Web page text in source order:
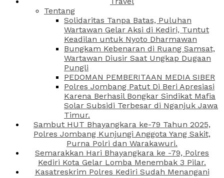
Tentang
Solidaritas Tanpa Batas, Puluhan
Wartawan Gelar Aksi di Kediri, Tuntut
Keadilan untuk Nyoto Dharmawan
Bungkam Kebenaran di Ruang Samsat,
Wartawan Diusir Saat Ungkap Dugaan
Pungli
PEDOMAN PEMBERITAAN MEDIA SIBER
Polres Jombang Patut Di Beri Apresiasi
Karena Berhasil Bongkar Sindikat Mafia
Solar Subsidi Terbesar di Nganjuk Jawa
Timur.
Sambut HUT Bhayangkara ke-79 Tahun 2025,
Polres Jombang Kunjungi Anggota Yang Sakit,
Purna Polri dan Warakawuri.
Semarakkan Hari Bhayangkara ke -79, Polres
Kediri Kota Gelar Lomba Menembak 3 Pilar.
Kasatreskrim Polres Kediri Sudah Menangani